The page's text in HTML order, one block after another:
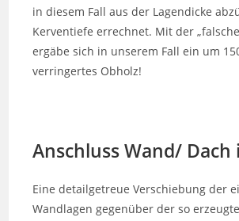
in diesem Fall aus der Lagendicke
Kerventiefe errechnet. Mit der
ergäbe sich in unserem Fall ein um
verringertes Obholz!
Anschluss Wand/ Dach
Eine detailgetreue Verschiebung der
Wandlagen gegenüber der so